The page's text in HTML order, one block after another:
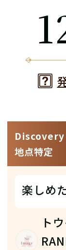
Discovery
地点特定
楽しめ
ト